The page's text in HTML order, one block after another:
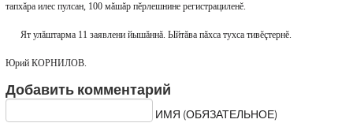
тапхăра илес пулсан, 100 мăшăр пĕрлешнине регистрациленĕ.
Ят улăштарма 11 заявлени йышăннă. Ыйтăва пăхса тухса тивĕçтернĕ.
Юрий КОРНИЛОВ.
Добавить комментарий
ИМЯ (ОБЯЗАТЕЛЬНОЕ)